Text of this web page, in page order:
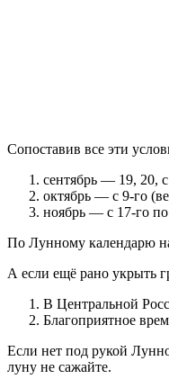
Сопоставив все эти
сентябрь — 19, 20,
октябрь — с 9-го
ноябрь — с 17-го по
По Лунному календарю
А если ещё рано укрыть
В Центральной
Благоприятное
Если нет под рукой
луну не сажайте.